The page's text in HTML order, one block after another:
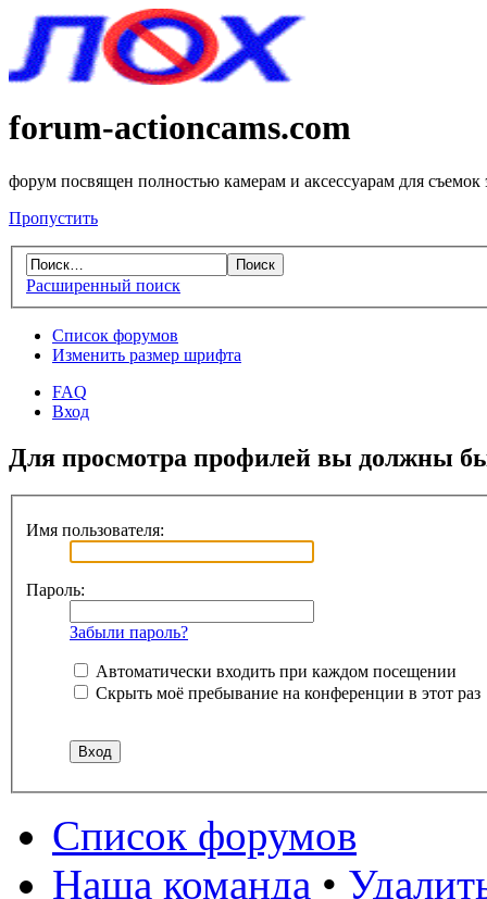
forum-actioncams.com
форум посвящен полностью камерам и аксессуарам для съемок
Пропустить
Расширенный поиск
Список форумов
Изменить размер шрифта
FAQ
Вход
Для просмотра профилей вы должны
Имя пользователя:
Пароль:
Забыли пароль?
Автоматически входить при каждом посещении
Скрыть моё пребывание на конференции в этот раз
Список форумов
Наша команда •